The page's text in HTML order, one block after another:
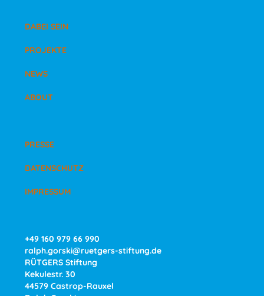
DABEI SEIN
PROJEKTE
NEWS
ABOUT
PRESSE
DATENSCHUTZ
IMPRESSUM
+49 160 979 66 990
ralph.gorski@ruetgers-stiftung.de
RÜTGERS Stiftung
Kekulestr. 30
44579 Castrop-Rauxel